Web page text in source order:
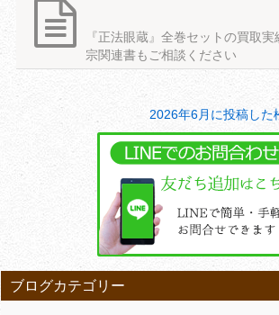
『正法眼蔵』全巻セットの買取
宗関連書もご相談ください
2026年6月に投稿した
ブログカテゴリー